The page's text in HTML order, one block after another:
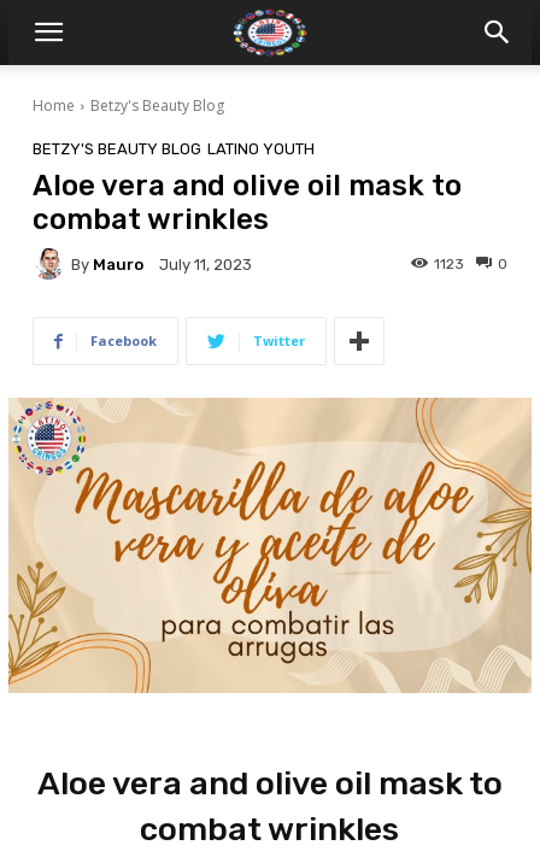
Home Betzy's Beauty Blog
BETZY'S BEAUTY BLOG LATINO YOUTH
Aloe vera and olive oil mask to
combat wrinkles
By Mauro July 11, 2023 0
1123
Facebook Twitter
Aloe vera and olive oil mask to
combat wrinkles